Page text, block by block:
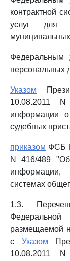
контрактной
услуг для
Федеральным
персональных
Указом
10.08.2011
информации о
судебных
приказом ФСБ
N 416/489
информации,
системах
1.3.
размещаемой
с Указом
10.08.2011